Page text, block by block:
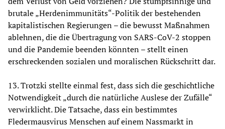
brutale „Herdenimmunitäts“-Politik der bestehenden
kapitalistischen Regierungen – die bewusst Maßnahmen
ablehnen, die die Übertragung von SARS-CoV-2 stoppen
und die Pandemie beenden könnten – stellt einen
erschreckenden sozialen und moralischen Rückschritt dar.
13. Trotzki stellte einmal fest, dass sich die geschichtliche
Notwendigkeit „durch die natürliche Auslese der Zufälle“
verwirklicht. Die Tatsache, dass ein bestimmtes
Fledermausvirus Menschen auf einem Nassmarkt in